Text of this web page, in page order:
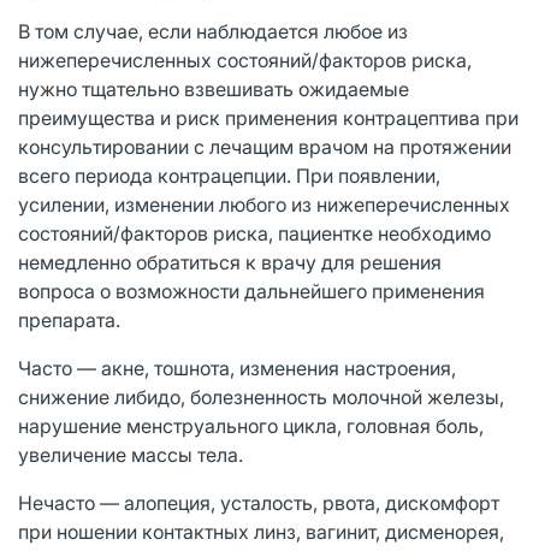
В том случае, если наблюдается любое из
нижеперечисленных состояний/факторов риска,
нужно тщательно взвешивать ожидаемые
преимущества и риск применения контрацептива при
консультировании с лечащим врачом на протяжении
всего периода контрацепции. При появлении,
усилении, изменении любого из нижеперечисленных
состояний/факторов риска, пациентке необходимо
немедленно обратиться к врачу для решения
вопроса о возможности дальнейшего применения
препарата.
Часто — акне, тошнота, изменения настроения,
снижение либидо, болезненность молочной железы,
нарушение менструального цикла, головная боль,
увеличение массы тела.
Нечасто — алопеция, усталость, рвота, дискомфорт
при ношении контактных линз, вагинит, дисменорея,